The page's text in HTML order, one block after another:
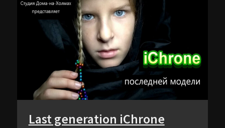
Last generation iChrone